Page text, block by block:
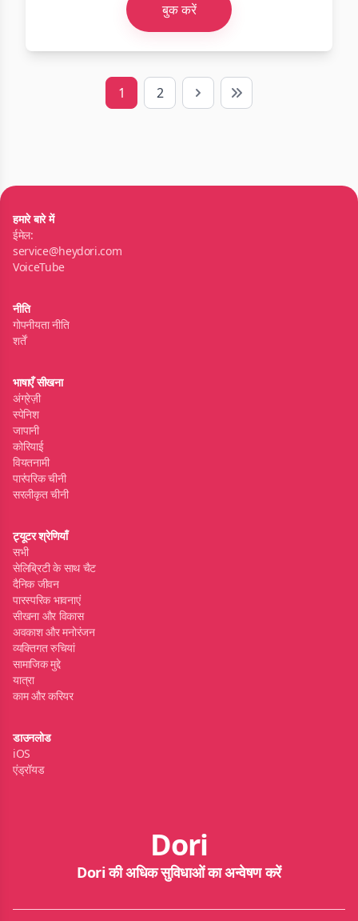
बुक करें
1 2 Next Last
हमारे बारे में
ईमेल:
service@heydori.com
VoiceTube
नीति
गोपनीयता नीति
शर्तें
भाषाएँ सीखना
अंग्रेज़ी
स्पेनिश
जापानी
कोरियाई
वियतनामी
पारंपरिक चीनी
सरलीकृत चीनी
ट्यूटर श्रेणियाँ
सभी
सेलिब्रिटी के साथ चैट
दैनिक जीवन
पारस्परिक भावनाएं
सीखना और विकास
अवकाश और मनोरंजन
व्यक्तिगत रुचियां
सामाजिक मुद्दे
यात्रा
काम और करियर
डाउनलोड
iOS
एंड्रॉयड
Dori
Dori की अधिक सुविधाओं का अन्वेषण करें